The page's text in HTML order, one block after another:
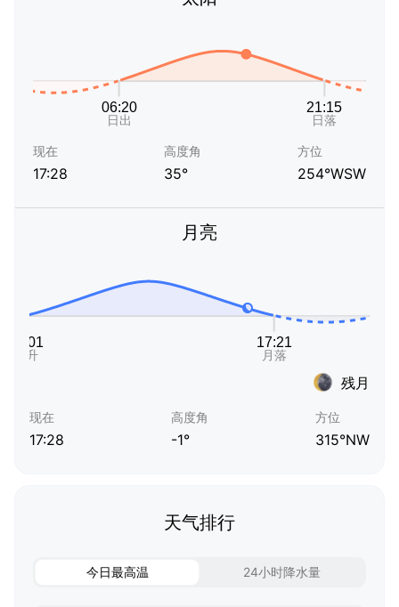
现在
17:28
高度角
35°
方位
254°WSW
月亮
残月
现在
17:28
高度角
-1°
方位
315°NW
天气排行
今日最高温 24小时降水量